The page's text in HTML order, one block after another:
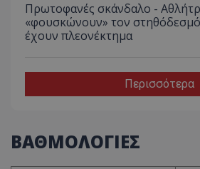
Πρωτοφανές σκάνδαλο -
«φουσκώνουν» τον στηθόδεσμό
έχουν πλεονέκτημα
Περισσότερα
ΒΑΘΜΟΛΟΓΙΕΣ